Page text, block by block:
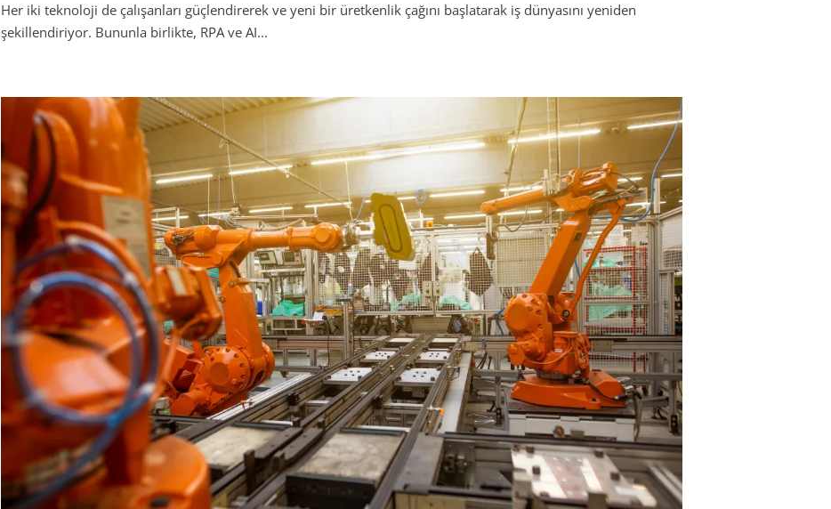
Her iki teknoloji de çalışanları güçlendirerek ve yeni bir üretkenlik çağını başlatarak iş dünyasını yeniden
şekillendiriyor. Bununla birlikte, RPA ve AI...